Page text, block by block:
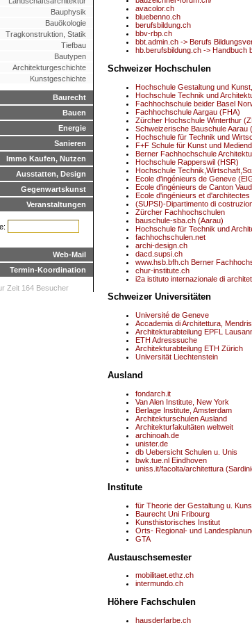
Bauphysik
Bauökologie
Tragkonstruktion, Statik
Tiefbau
Bautypen
Architekturgeschichte
Kunstgeschichte
Baurecht
Bauen
Energie
Sanieren
Immo Kaufen, Nutzen
Ausstatten, Design
Gegenwartskunst
Veranstaltungen
Web-Mail
Termin-Koordination
Zeit 164 Besucher
avacolor.ch
bluebenno.ch
berufsbildung.ch
bbv-rbp.ch
bbt.admin.ch -> Berufs
hb.berufsbildung.ch -> Handbuch
Schweizer Hochschulen
Hochschule Gestaltung und
Hochschule Technik und
Fachhochschule beider Basel
Fachhochschule Aargau (FHA)
Zürcher Hochschule Winterthur
Schweizerische Bauschule Aarau
Hochschule für Technik und
F+F Schule für Kunst und
Berner Fachhochschule
Hochschule Rapperswil (HSR)
Hochschule
Ecole d'ingénieurs de Geneve
Ecole d'ingénieurs de Canton Vaud
Ecole d'ingénieurs et d'architectes
(SUPSI)-Dipartimento di
Zürcher Fachhochschulen
bauschule-sba.ch (Aarau)
Hochschule für Technik und
fachhochschulen.net
archi-design.ch
dacd.supsi.ch
www.hsb.bfh.ch Berner
chur-institute.ch
i2a istituto internazionale di
Schweizer Universitäten
Université de Geneve
Accademia di Architettura,
Architekturabteilung EPFL
ETH Adresssuche
Architekturabteilung ETH Zürich
Universität Liechtenstein
Ausland
fondarch.it
Van Alen Institute, New York
Berlage Institute, Amsterdam
Architekturschulen Ausland
Architekturfakultäten weltweit
archinoah.de
unister.de
db Uebersicht Schulen u. Unis
bwk.tue.nl Eindhoven
uniss.it/facolta/architettura
Institute
für Theorie der Gestaltung u.
Baurecht Uni Fribourg
Kunsthistorisches Institut
Orts- Regional- und
GTA
Austauschsemester
mobilitaet.ethz.ch
intermundo.ch
Höhere Fachschulen
hausderfarbe.ch